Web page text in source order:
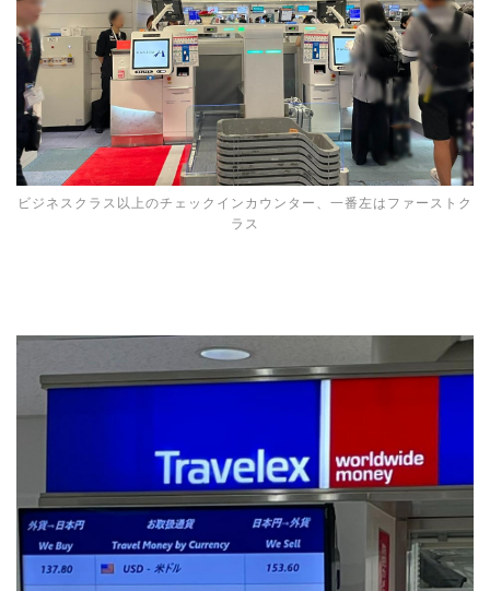
ビジネスクラス以上のチェックインカウンター、一番左はファーストク
ラス